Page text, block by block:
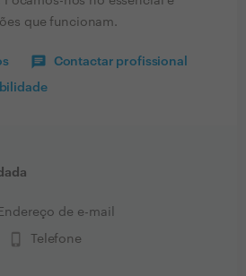
que funcionam.
Contactar profissional
Endereço de e-mail
phone_iphone Telefone